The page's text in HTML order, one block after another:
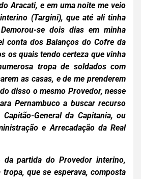
Aracati, e em uma noite me veio
(Targini), que até ali tinha
se dois dias em minha
conta dos Balanços do Cofre da
os quais tendo certeza que vinha
tropa de soldados com
as casas, e de me prenderem
disso o mesmo Provedor, nesse
Pernambuco a buscar recurso
General da Capitania, ou
e Arrecadação da Real
partida do Provedor interino,
que se esperava, composta